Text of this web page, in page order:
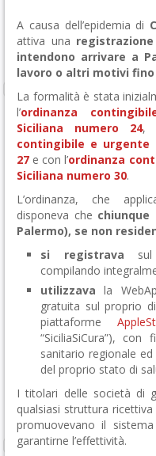
A causa dell’epidemia di
attiva una
intendono arrivare a
lavoro o altri motivi fino
La formalità è stata
l’ordinanza
Siciliana numero 24,
contingibile e urgente
27 e con l’ordinanza
Siciliana numero 30.
L’ordinanza, che
disponeva che
Palermo), se non
si registrava sul
compilando
utilizzava la
gratuita sul proprio
piattaforme
“SiciliaSiCura”),
sanitario regionale
del proprio stato di
I titolari delle società di
qualsiasi struttura
promuovevano il
garantirne l’effettività.